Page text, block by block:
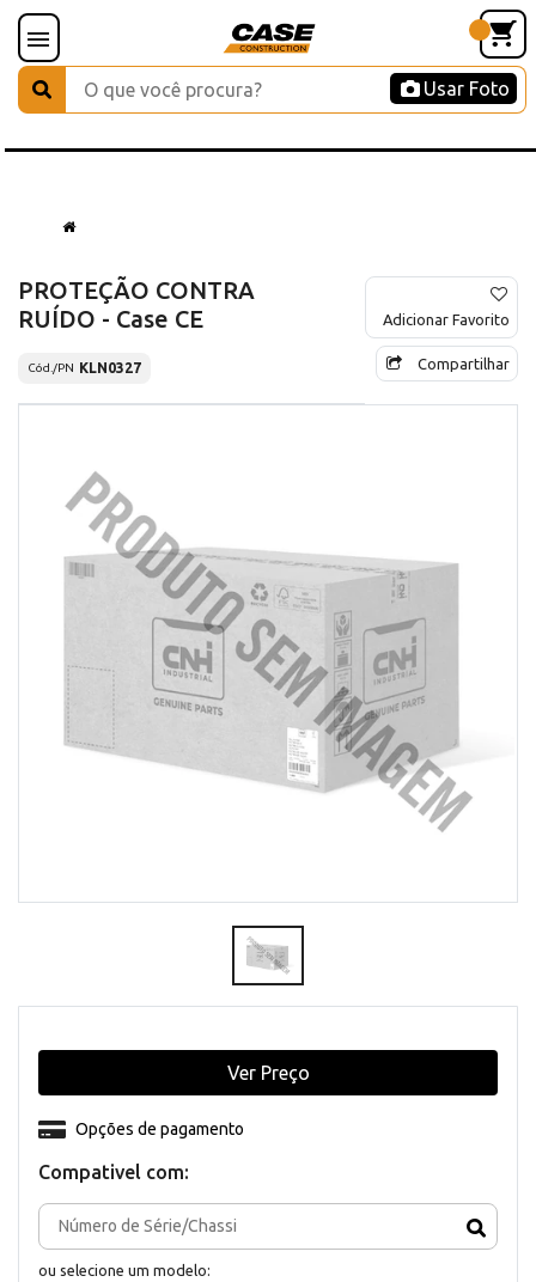
Usar Foto
PROTEÇÃO CONTRA
RUÍDO - Case CE
Cód./PN KLN0327
Adicionar Favorito
Compartilhar
Compativel com:
ou selecione um modelo:
Opções de pagamento
Ver Preço